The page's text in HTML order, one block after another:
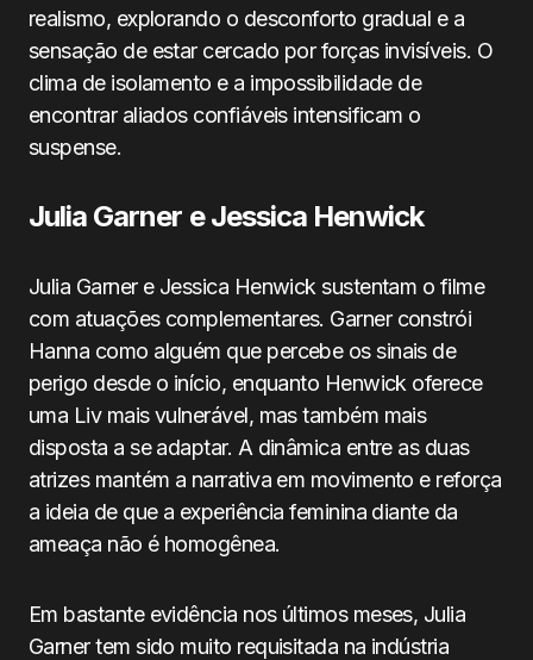
realismo, explorando o desconforto gradual e a
sensação de estar cercado por forças invisíveis. O
clima de isolamento e a impossibilidade de
encontrar aliados confiáveis intensificam o
suspense.
Julia Garner e Jessica Henwick
Julia Garner e Jessica Henwick sustentam o filme
com atuações complementares. Garner constrói
Hanna como alguém que percebe os sinais de
perigo desde o início, enquanto Henwick oferece
uma Liv mais vulnerável, mas também mais
disposta a se adaptar. A dinâmica entre as duas
atrizes mantém a narrativa em movimento e reforça
a ideia de que a experiência feminina diante da
ameaça não é homogênea.
Em bastante evidência nos últimos meses, Julia
Garner tem sido muito requisitada na indústria